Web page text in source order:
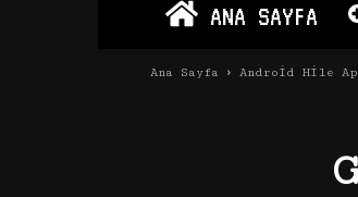
PC
Android
ANA SAYFA
Ana Sayfa Android Hile